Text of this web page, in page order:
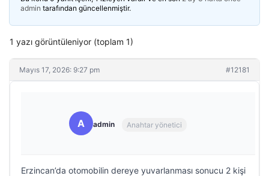
admin tarafından güncellenmiştir.
1 yazı görüntüleniyor (toplam 1)
Mayıs 17, 2026: 9:27 pm #12181
A admin Anahtar yönetici
Erzincan’da otomobilin dereye yuvarlanması sonucu 2 kişi